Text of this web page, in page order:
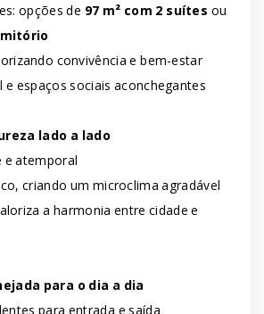
opções de 97 m² com 2 suítes ou
convivência e bem-estar
e espaços sociais aconchegantes
lado a lado
e atemporal
criando um microclima agradável
a harmonia entre cidade e
para o dia a dia
para entrada e saída